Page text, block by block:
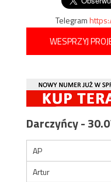
Telegram
WESPRZYJ
Darczyńcy -
AP
Artur